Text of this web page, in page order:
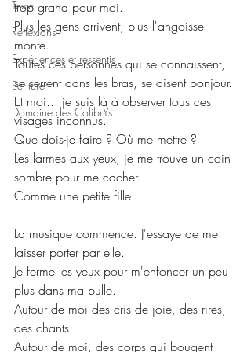
Texte
Réflexions
Expériences et ressentis
Ecriture
Domaine des ColibrYs
trop grand pour moi.
Plus les gens arrivent, plus l'angoisse
monte.
Toutes ces personnes qui se connaissent,
se serrent dans les bras, se disent bonjour.
Et moi... je suis là à observer tous ces
visages inconnus.
Que dois-je faire ? Où me mettre ?
Les larmes aux yeux, je me trouve un coin
sombre pour me cacher.
Comme une petite fille.
La musique commence. J'essaye de me
laisser porter par elle.
Je ferme les yeux pour m'enfoncer un peu
plus dans ma bulle.
Autour de moi des cris de joie, des rires,
des chants.
Autour de moi, des corps qui bougent